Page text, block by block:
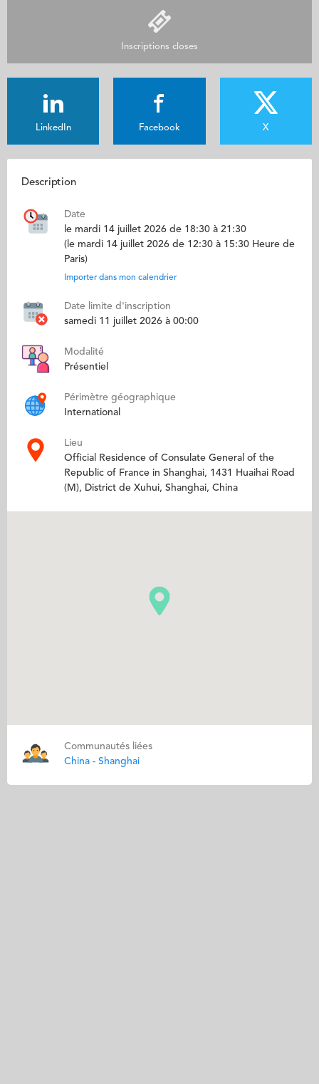
Inscriptions closes
LinkedIn Facebook X
Description
Date
le mardi 14 juillet 2026 de 18:30 à 21:30
(le mardi 14 juillet 2026 de 12:30 à 15:30 Heure de
Paris)
Importer dans mon calendrier
Date limite d'inscription
samedi 11 juillet 2026 à 00:00
Modalité
Présentiel
Périmètre géographique
International
Lieu
Official Residence of Consulate General of the
Republic of France in Shanghai, 1431 Huaihai Road
(M), District de Xuhui, Shanghai, China
Communautés liées
China - Shanghai